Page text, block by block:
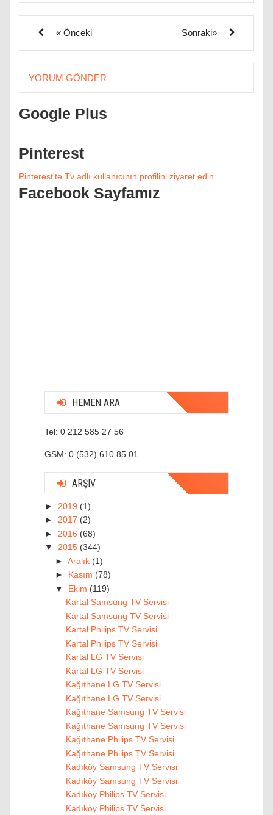
« Önceki Sonraki»
YORUM GÖNDER
Google Plus
Pinterest
Pinterest'te Tv adlı kullanıcının profilini ziyaret edin.
Facebook Sayfamız
HEMEN ARA
Tel: 0 212 585 27 56
GSM: 0 (532) 610 85 01
ARŞIV
► 2019 (1)
► 2017 (2)
► 2016 (68)
▼ 2015 (344)
► Aralık (1)
► Kasım (78)
▼ Ekim (119)
Kartal Samsung TV Servisi
Kartal Samsung TV Servisi
Kartal Philips TV Servisi
Kartal Philips TV Servisi
Kartal LG TV Servisi
Kartal LG TV Servisi
Kağıthane LG TV Servisi
Kağıthane LG TV Servisi
Kağıthane Samsung TV Servisi
Kağıthane Samsung TV Servisi
Kağıthane Philips TV Servisi
Kağıthane Philips TV Servisi
Kadıköy Samsung TV Servisi
Kadıköy Samsung TV Servisi
Kadıköy Philips TV Servisi
Kadıköy Philips TV Servisi